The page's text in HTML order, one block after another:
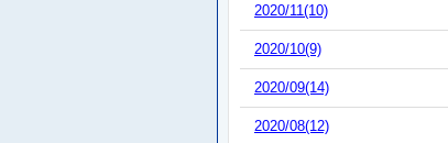
2020/11(10)
2020/10(9)
2020/09(14)
2020/08(12)